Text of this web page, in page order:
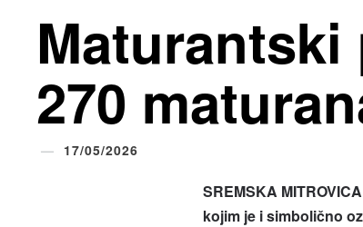
270
17/05/2026
SREMSKA
kojim je i simbolično